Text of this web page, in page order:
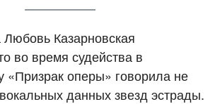
Казарновская
во время судейства в
«Призрак оперы» говорила не
данных звезд эстрады.